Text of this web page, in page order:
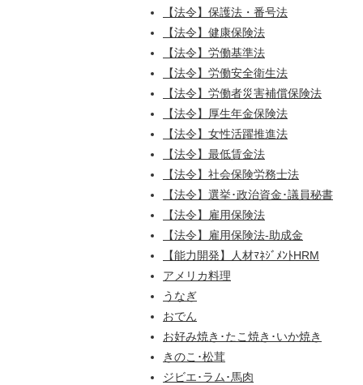
【法令】保護法・番号法
【法令】健康保険法
【法令】労働基準法
【法令】労働安全衛生法
【法令】労働者災害補償保険法
【法令】厚生年金保険法
【法令】女性活躍推進法
【法令】最低賃金法
【法令】社会保険労務士法
【法令】選挙･政治資金･議員秘書
【法令】雇用保険法
【法令】雇用保険法-助成金
【能力開発】人材ﾏﾈｼﾞﾒﾝﾄHRM
アメリカ料理
うなぎ
おでん
お好み焼き･たこ焼き･いか焼き
きのこ･松茸
ジビエ･ラム･馬肉